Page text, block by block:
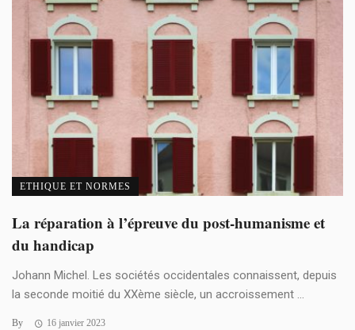
ETHIQUE ET NORMES
La réparation à l’épreuve du post-humanisme et
du handicap
Johann Michel. Les sociétés occidentales connaissent, depuis
la seconde moitié du XXème siècle, un accroissement ...
By 16 janvier 2023